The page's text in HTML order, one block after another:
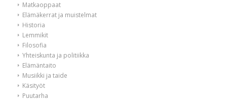
Matkaoppaat
Elämäkerrat ja muistelmat
Historia
Lemmikit
Filosofia
Yhteiskunta ja politiikka
Elämäntaito
Musiikki ja taide
Käsityöt
Puutarha